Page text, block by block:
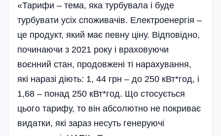
«Тарифи – тема, яка турбувала і буде
турбувати усіх споживачів. Електроенергія –
це продукт, який має певну ціну. Відповідно,
починаючи з 2021 року і враховуючи
воєнний стан, продовжені ті нарахування,
які наразі діють: 1, 44 грн – до 250 кВт*год, і
1,68 – понад 250 кВт*год. Що стосується
цього тарифу, то він абсолютно не покриває
видатки, які зараз несуть генеруючі